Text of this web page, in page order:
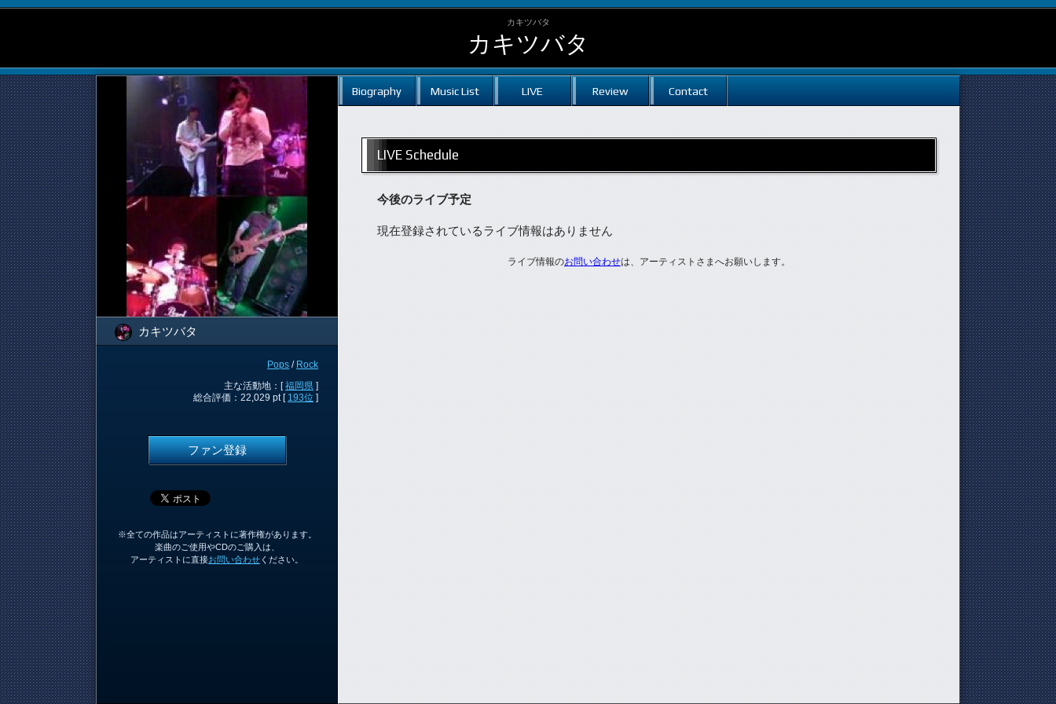
カキツバタ
カキツバタ
カキツバタ
Pops / Rock
主な活動地：[福岡県 ]
総合評価：22,029 pt [ 193位 ]
ファン登録
※全ての作品はアーティストに著作権があります。
楽曲のご使用やCDのご購入は、
アーティストに直接お問い合わせ ください。
Biography Music List LIVE Review Contact
LIVE Schedule
今後のライブ予定
現在登録されているライブ情報はありません
ライブ情報のお問い合わせは、アーティストさまへお願いします。